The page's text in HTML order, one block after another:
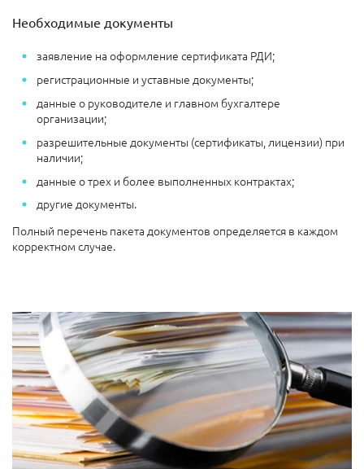
Необходимые документы
заявление на оформление сертификата РДИ;
регистрационные и уставные документы;
данные о руководителе и главном бухгалтере
организации;
разрешительные документы (сертификаты, лицензии) при
наличии;
данные о трех и более выполненных контрактах;
другие документы.
Полный перечень пакета документов определяется в каждом
корректном случае.